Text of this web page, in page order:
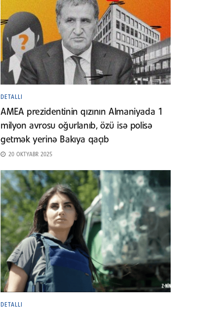
DETALLI
AMEA prezidentinin qızının Almaniyada 1
milyon avrosu oğurlanıb, özü isə polisə
getmək yerinə Bakıya qaçıb
20 OKTYABR 2025
DETALLI